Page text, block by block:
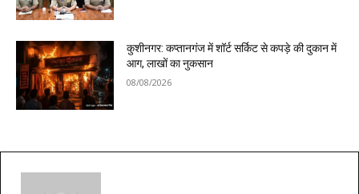
कुशीनगर: कप्तानगंज में शॉर्ट सर्किट से कपड़े की दुकान में
आग, लाखों का नुकसान
08/08/2026